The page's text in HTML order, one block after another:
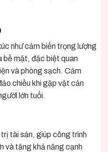
như cảm biến trọng lượng
bề mặt, đặc biệt quan
và phòng sạch. Cảm
chiều khi gặp vật cản
lớn tuổi.
tài sản, giúp công trình
và tăng khả năng cạnh